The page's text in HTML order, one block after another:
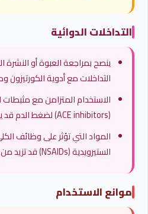
التداخلات الدوائية
ينصح بمراجعة العبوة أو النشرة
التداخلات مع أدوية الكورتيزون
الاستخدام المتزامن مع مثبطات
(ACE inhibitors) لضغط الدم قد يزيد خطر الوذمة الوعائية.
المواد التي تؤثر على وظائف
الستيرويدية (NSAIDs) قد تزيد من خطر الحماض اللبني.
موانع الاستخدام